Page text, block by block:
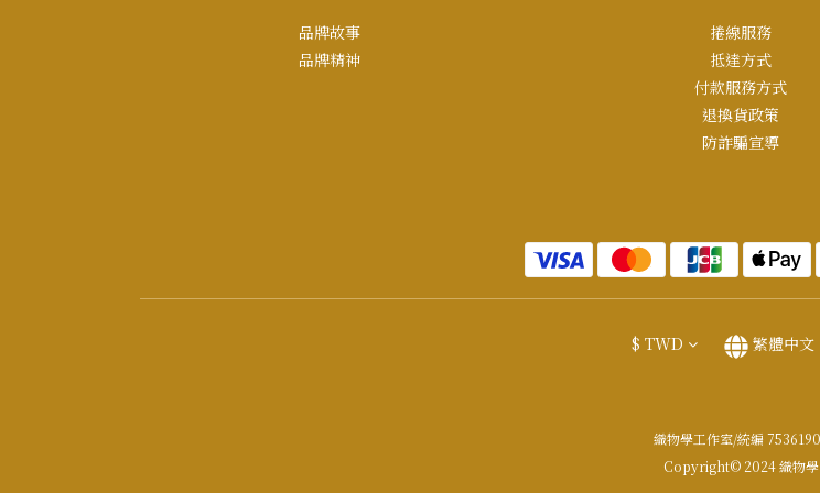
品牌故事
品牌精神
捲線服務
抵達方式
付款服務方式
退換貨政策
防詐騙宣導
$ TWD 繁體中文
織物學工作室/統編
Copyright© 2024 織物學